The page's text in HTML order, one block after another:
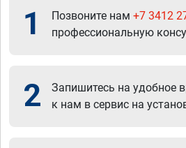
1 Позвоните нам +7 3412
профессиональную
2
Запишитесь на удобное
к нам в сервис на